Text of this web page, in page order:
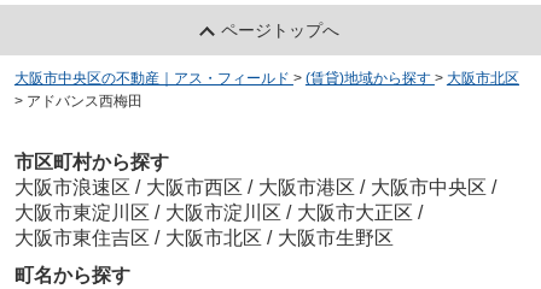
7.8万円 / 1K
エスリード南森町
5.6万円 / 1K
ページトップへ
大阪市中央区の不動産｜アス・フィールド > (賃貸)地域から探す > 大阪市北区
> アドバンス西梅田
市区町村から探す
大阪市浪速区 / 大阪市西区 / 大阪市港区 / 大阪市中央区 /
大阪市東淀川区 / 大阪市淀川区 / 大阪市大正区 /
大阪市東住吉区 / 大阪市北区 / 大阪市生野区
町名から探す